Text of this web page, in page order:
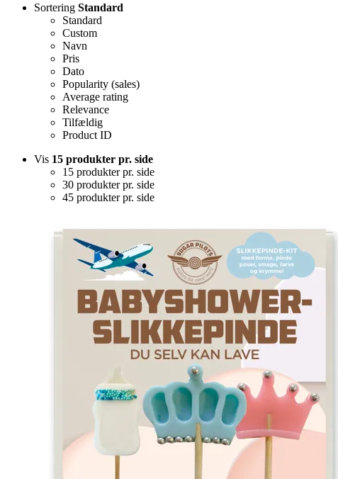
Sortering Standard
Standard
Custom
Navn
Pris
Dato
Popularity (sales)
Average rating
Relevance
Tilfældig
Product ID
Vis 15 produkter pr. side
15 produkter pr. side
30 produkter pr. side
45 produkter pr. side